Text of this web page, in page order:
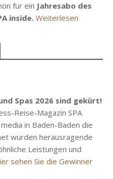
für ein Jahresabo des
inside. Weiterlesen
Spas 2026 sind gekürt!
Reise-Magazin SPA
in Baden-Baden die
wurden herausragende
Leistungen und
sehen Sie die Gewinner